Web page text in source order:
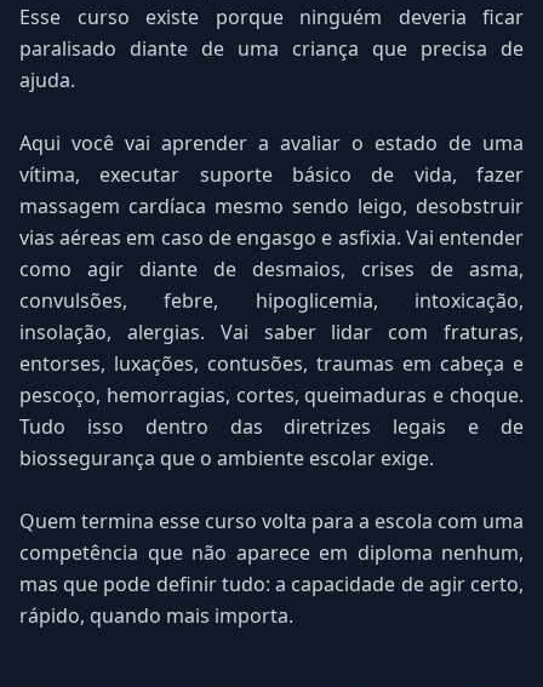
Esse curso existe porque ninguém deveria ficar
paralisado diante de uma criança que precisa de
ajuda.
Aqui você vai aprender a avaliar o estado de uma
vítima, executar suporte básico de vida, fazer
massagem cardíaca mesmo sendo leigo, desobstruir
vias aéreas em caso de engasgo e asfixia. Vai entender
como agir diante de desmaios, crises de asma,
convulsões, febre, hipoglicemia, intoxicação,
insolação, alergias. Vai saber lidar com fraturas,
entorses, luxações, contusões, traumas em cabeça e
pescoço, hemorragias, cortes, queimaduras e choque.
Tudo isso dentro das diretrizes legais e de
biossegurança que o ambiente escolar exige.
Quem termina esse curso volta para a escola com uma
competência que não aparece em diploma nenhum,
mas que pode definir tudo: a capacidade de agir certo,
rápido, quando mais importa.